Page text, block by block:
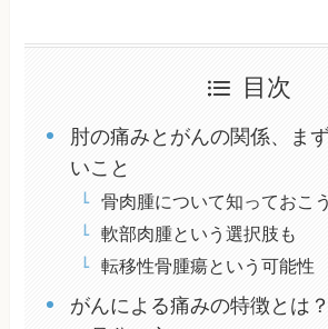
目次
肘の痛みとがんの関係、ま
いこと
骨肉腫について知っておこう
軟部肉腫という選択肢も
転移性骨腫瘍という可能性
がんによる痛みの特徴とは